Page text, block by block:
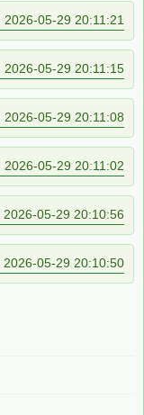
2026-05-29 20:11:21
2026-05-29 20:11:15
2026-05-29 20:11:08
2026-05-29 20:11:02
2026-05-29 20:10:56
2026-05-29 20:10:50